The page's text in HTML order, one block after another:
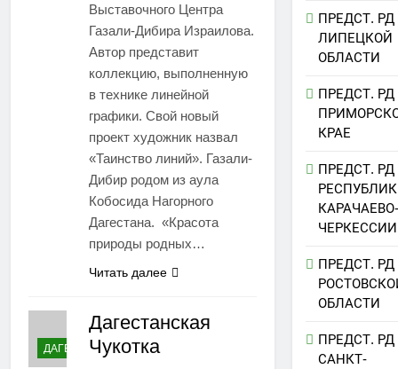
Выставочного Центра
Газали-Дибира Израилова.
Автор представит
коллекцию, выполненную
в технике линейной
графики. Свой новый
проект художник назвал
«Таинство линий». Газали-
Дибир родом из аула
Кобосида Нагорного
Дагестана. «Красота
природы родных…
Читать далее
ДАГЕСТАН
Дагестанская
Чукотка
ПРЕДСТ. РД
ЛИПЕЦКОЙ
ОБЛАСТИ
ПРЕДСТ. РД
КРАЕ
ПРЕДСТ. РД
КАРАЧАЕВО-
ЧЕРКЕССИИ
ПРЕДСТ. РД
ОБЛАСТИ
ПРЕДСТ. РД
САНКТ-